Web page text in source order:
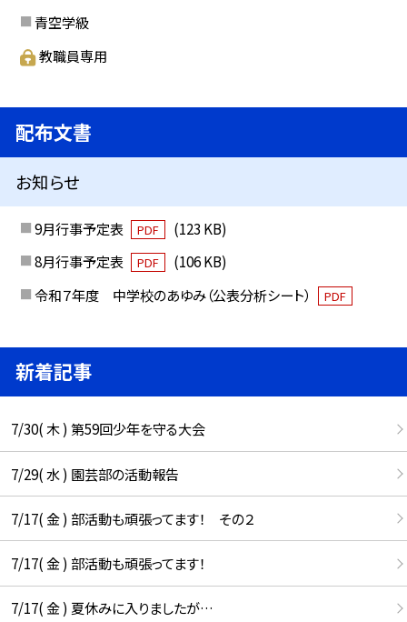
青空学級
教職員専用
配布文書
お知らせ
9月行事予定表 PDF
(123 KB)
8月行事予定表
PDF
(106 KB)
令和７年度 中学校のあゆみ（公表分析シート）
PDF
新着記事
7/30( 木 ) 第59回少年を守る大会
7/29( 水 ) 園芸部の活動報告
7/17( 金 ) 部活動も頑張ってます！ その２
7/17( 金 ) 部活動も頑張ってます！
7/17( 金 ) 夏休みに入りましたが…